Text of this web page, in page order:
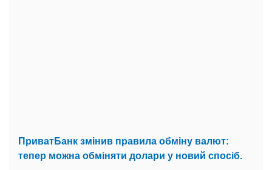
ПриватБанк змінив правила обміну валют:
тепер можна обміняти долари у новий спосіб.